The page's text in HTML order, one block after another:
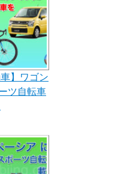
車】ワゴン
ツ自転車